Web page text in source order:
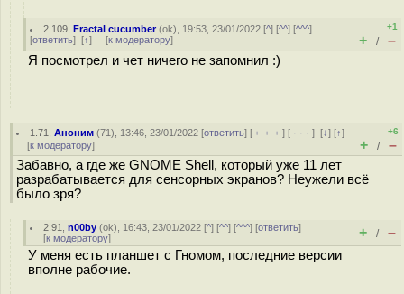
2.109 ,Fractal cucumber(ok), 19:53, 23/01/2022 [^] [^^] [^^^]
[ответить] [↑] [к модератору]
+1
+ / –
Я посмотрел и чет ничего не запомнил :)
1.71 ,Аноним (71), 13:46, 23/01/2022 [ответить] [ ﹢﹢﹢] [ · · ·][↓] [↑]
[к модератору]
+6
+ / –
Забавно, а где же GNOME Shell, который уже 11 лет
разрабатывается для сенсорных экранов? Неужели всё
было зря?
2.91 ,n00by (ok), 16:43, 23/01/2022 [^] [^^] [^^^] [ответить]
[к модератору] + / –
У меня есть планшет с Гномом, последние версии
вполне рабочие.